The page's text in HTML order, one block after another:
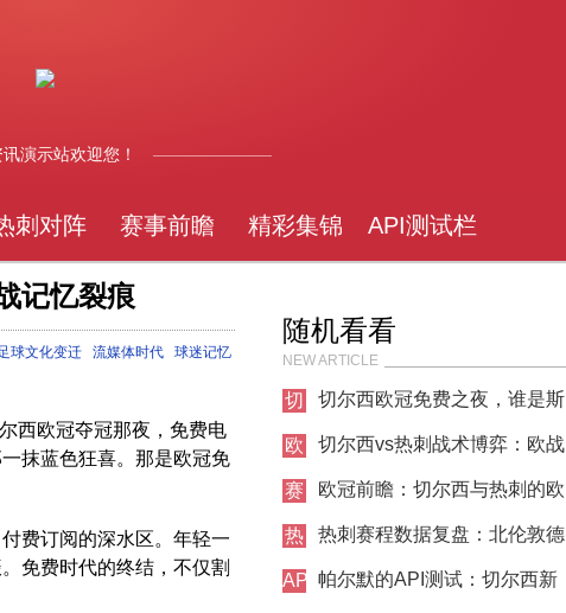
演示站欢迎您！
刺对阵 赛事前瞻 精彩集锦 API测试栏
记忆裂痕
球文化变迁 流媒体时代 球迷记忆
西欧冠夺冠那夜，免费电
抹蓝色狂喜。那是欧冠免
费订阅的深水区。年轻一
免费时代的终结，不仅割
随机看看
NEW ARTICLE
切
西
阵
切尔西欧冠免费之夜，谁是斯
坦福桥的真正主角？
欧
直
切尔西vs热刺战术博弈：欧战
席位争夺战的关键细节
赛
前
欧冠前瞻：切尔西与热刺的欧
战命运，谁能在直播中突围？
热
对
热刺赛程数据复盘：北伦敦德
比争议背后的战术真相
API 帕尔默的API测试：切尔西新